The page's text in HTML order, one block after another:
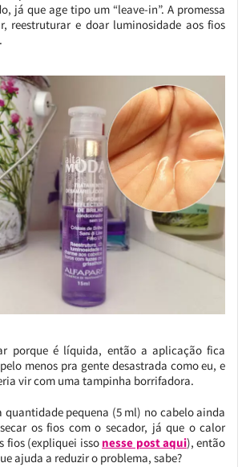
já que age tipo um “leave-in”. A promessa
reestruturar e doar luminosidade aos fios
porque é líquida, então a aplicação fica
menos pra gente desastrada como eu, e
vir com uma tampinha borrifadora.
quantidade pequena (5 ml) no cabelo ainda
os fios com o secador, já que o calor
fios (expliquei isso nesse post aqui), então
ajuda a reduzir o problema, sabe?